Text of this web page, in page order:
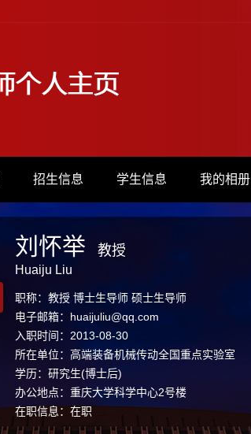
招生信息 学生信息 我的相册
刘怀举
Huaiju Liu
教授
职称：教授 博士生导师 硕士生导师
电子邮箱： huaijuliu@qq.com
入职时间：2013-08-30
所在单位：高端装备机械传动全国重点实验室
学历：研究生(博士后)
办公地点：重庆大学科学中心2号楼
在职信息：在职